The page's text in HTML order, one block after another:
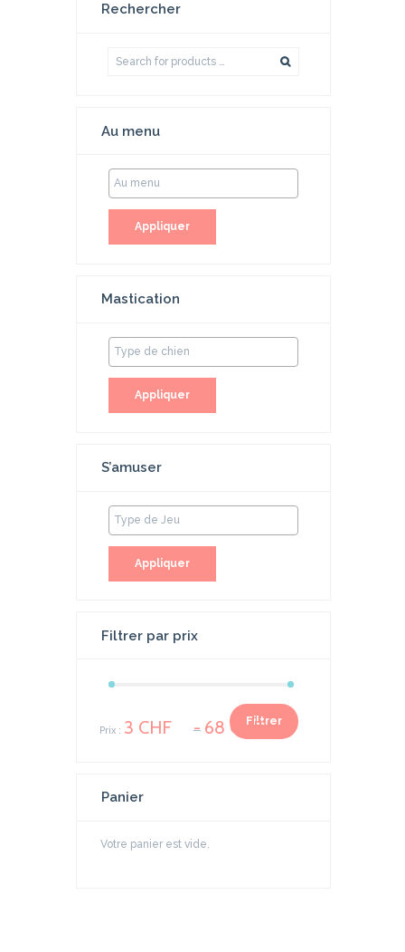
Rechercher
Au menu
Appliquer
Mastication
Appliquer
S’amuser
Appliquer
Filtrer par prix
Filtrer
Prix : 3 CHF — 68 CHF
Panier
Votre panier est vide.